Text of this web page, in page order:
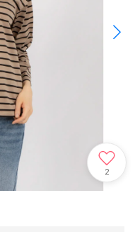
2